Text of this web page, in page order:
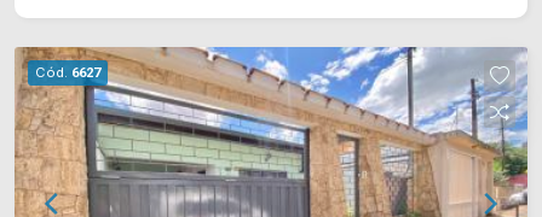
Localizado próximo à Av. Iacanga, esta região
conta com supermercados, escola, padarias,
parque ecológico, bares e restaurantes e possui
fácil acesso para à Rodovia Luis de Queirós. Se
interessou? Entre em contato com a nossa
equipe de vendas e agende a sua visita!!
Cód. 6627